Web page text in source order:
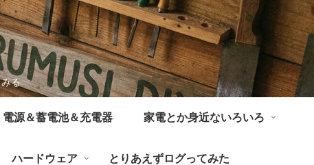
る
電源＆蓄電池＆充電器 家電とか身近ないろいろ
ハードウェア とりあえずログってみた